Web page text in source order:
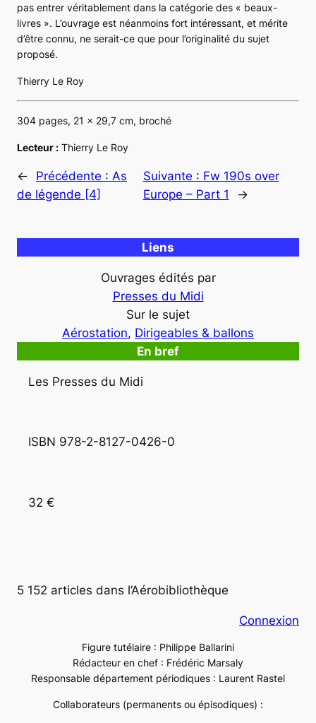
pas entrer véritablement dans la catégorie des « beaux-
livres ». L’ouvrage est néanmoins fort intéressant, et mérite
d’être connu, ne serait-ce que pour l’originalité du sujet
proposé.
Thierry Le Roy
304 pages, 21 x 29,7 cm, broché
Lecteur : Thierry Le Roy
← Précédente : As
de légende [4]
Suivante : Fw 190s over
Europe – Part 1
→
Liens
Ouvrages édités par
Presses du Midi
Sur le sujet
Aérostation, Dirigeables & ballons
En bref
Les Presses du Midi
ISBN 978-2-8127-0426-0
32 €
5 152 articles dans l’Aérobibliothèque
Connexion
Figure tutélaire : Philippe Ballarini
Rédacteur en chef : Frédéric Marsaly
Responsable département périodiques : Laurent Rastel
Collaborateurs (permanents ou épisodiques) :